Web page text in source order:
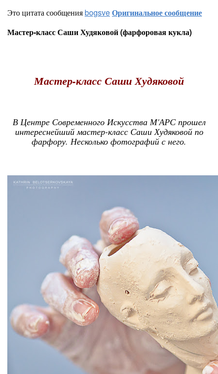
Это цитата сообщенияbogsveОригинальное сообщение
Мастер-класс Саши Худяковой (фарфоровая кукла)
Мастер-класс Саши Худяковой
В Центре Современного Искусства М'АРС прошел
интереснейший мастер-класс Саши Худяковой по
фарфору. Несколько фотографий с него.